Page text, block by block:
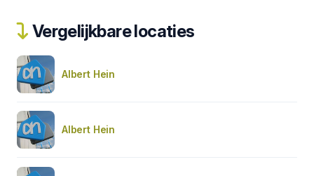
Vergelijkbare locaties
Albert Hein
Albert Hein